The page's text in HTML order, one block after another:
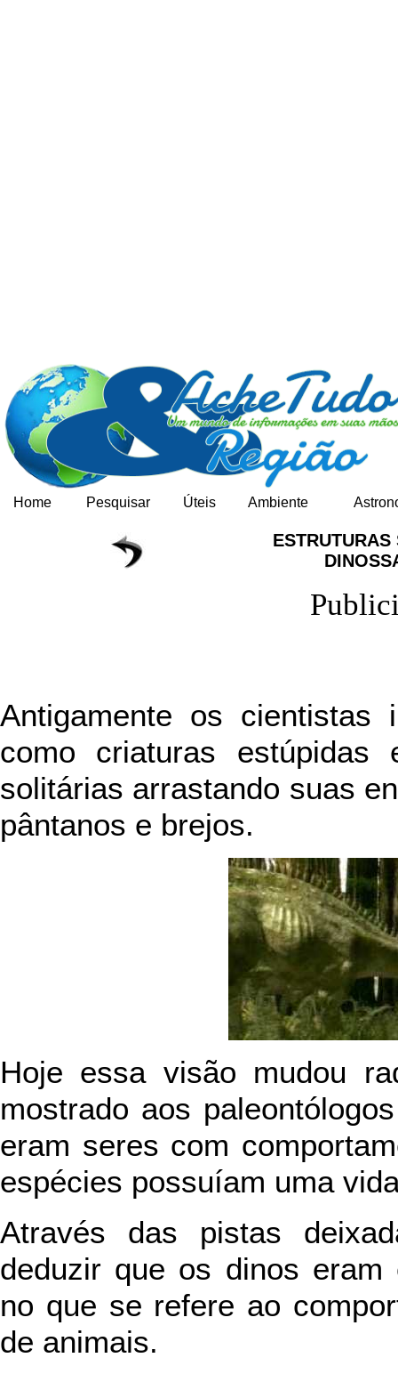
Home Pesquisar Úteis Ambiente
Antigamente os cientistas
como criaturas estúpidas
solitárias arrastando suas
pântanos e brejos.
Hoje essa visão mudou
mostrado aos
eram seres com
espécies possuíam uma
Através das pistas
deduzir que os dinos eram
no que se refere ao
de animais.